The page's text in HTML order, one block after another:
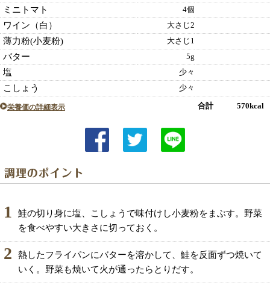
ミニトマト 4個
ワイン（白） 大さじ2
薄力粉(小麦粉) 大さじ1
バター 5g
塩 少々
こしょう 少々
栄養価の詳細表示 合計 570kcal
1
鮭の切り身に塩、こしょうで味付けし小麦粉をまぶす。野菜
を食べやすい大きさに切っておく。
2
熱したフライパンにバターを溶かして、鮭を反面ずつ焼いて
いく。野菜も焼いて火が通ったらとりだす。